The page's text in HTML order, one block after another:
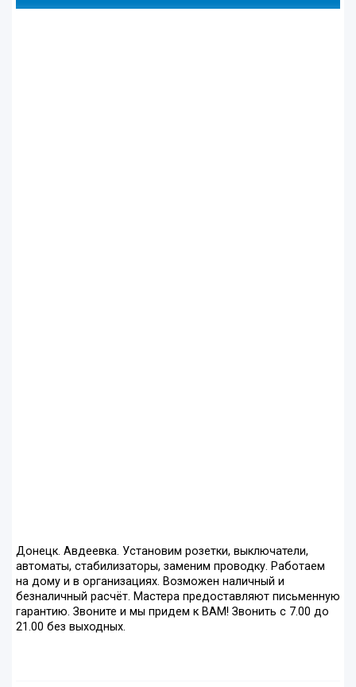
Донецк. Авдеевка. Установим розетки, выключатели,
автоматы, стабилизаторы, заменим проводку. Работаем
на дому и в организациях. Возможен наличный и
безналичный расчёт. Мастера предоставляют письменную
гарантию. Звоните и мы придем к ВАМ! Звонить с 7.00 до
21.00 без выходных.